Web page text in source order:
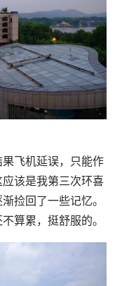
飞机延误，只能作
该是我第三次环喜
捡回了一些记忆。
算累，挺舒服的。